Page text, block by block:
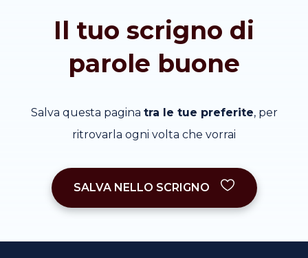
Il tuo scrigno di
parole buone
Salva questa pagina tra le tue preferite, per
ritrovarla ogni volta che vorrai
SALVA NELLO SCRIGNO